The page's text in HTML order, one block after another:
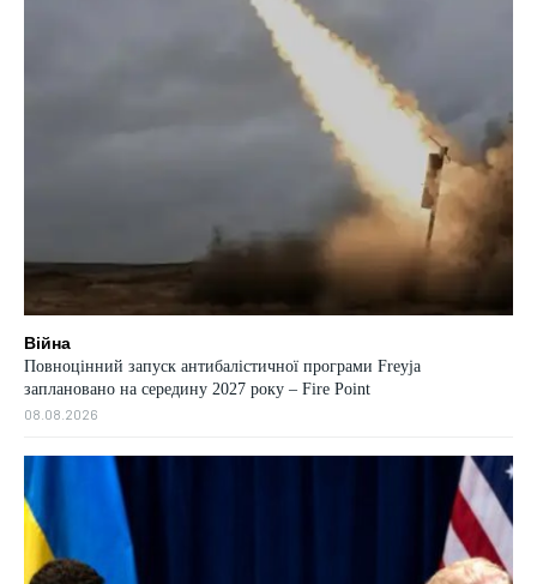
Війна
Повноцінний запуск антибалістичної програми Freyja
заплановано на середину 2027 року – Fire Point
08.08.2026